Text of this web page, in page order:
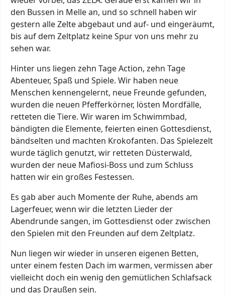
den Bussen in Melle an, und so schnell haben wir
gestern alle Zelte abgebaut und auf- und eingeräumt,
bis auf dem Zeltplatz keine Spur von uns mehr zu
sehen war.
Hinter uns liegen zehn Tage Action, zehn Tage
Abenteuer, Spaß und Spiele. Wir haben neue
Menschen kennengelernt, neue Freunde gefunden,
wurden die neuen Pfefferkörner, lösten Mordfälle,
retteten die Tiere. Wir waren im Schwimmbad,
bändigten die Elemente, feierten einen Gottesdienst,
bändselten und machten Krokofanten. Das Spielezelt
wurde täglich genutzt, wir retteten Düsterwald,
wurden der neue Mafiosi-Boss und zum Schluss
hatten wir ein großes Festessen.
Es gab aber auch Momente der Ruhe, abends am
Lagerfeuer, wenn wir die letzten Lieder der
Abendrunde sangen, im Gottesdienst oder zwischen
den Spielen mit den Freunden auf dem Zeltplatz.
Nun liegen wir wieder in unseren eigenen Betten,
unter einem festen Dach im warmen, vermissen aber
vielleicht doch ein wenig den gemütlichen Schlafsack
und das Draußen sein.